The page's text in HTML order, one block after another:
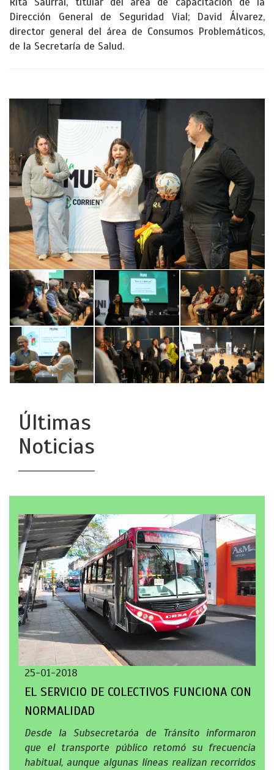
Dirección General de Seguridad Vial; David Álvarez,
director general del área de Consumos Problemáticos,
de la Secretaría de Salud.
Últimas
Noticias
25-01-2018
EL SERVICIO DE COLECTIVOS FUNCIONA CON
NORMALIDAD
Desde la Subsecretaróa de Tránsito informaron
que el transporte público retomó su frecuencia
habitual, aunque algunas líneas realizan recorridos